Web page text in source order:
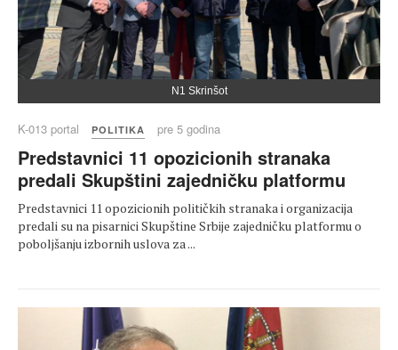
N1 Skrinšot
K-013 portal POLITIKA pre 5 godina
Predstavnici 11 opozicionih stranaka
predali Skupštini zajedničku platformu
Predstavnici 11 opozicionih političkih stranaka i organizacija
predali su na pisarnici Skupštine Srbije zajedničku platformu o
poboljšanju izbornih uslova za ...